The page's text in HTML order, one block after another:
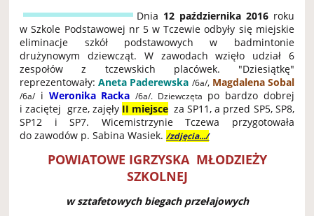
Dnia 12 października 2016roku
w Szkole Podstawowej nr 5 w Tczewie odbyły się miejskie
eliminacje szkół podstawowych w badmintonie
drużynowym dziewcząt. W zawodach wzięło udział 6
zespołów z tczewskich placówek. "Dziesiątkę"
reprezentowały:Aneta Paderewska /6a/, Magdalena Sobal
/6a/i Weronika Racka /6a/. Dziewczęta po bardzo dobrej
i zaciętej grze, zajęły II miejsceza SP11, a przed SP5, SP8,
SP12 i SP7. Wicemistrzynie Tczewa przygotowała
do zawodów p. Sabina Wasiek./zdjęcia.../
POWIATOWE IGRZYSKA MŁODZIEŻY
SZKOLNEJ
w sztafetowych biegach przełajowych